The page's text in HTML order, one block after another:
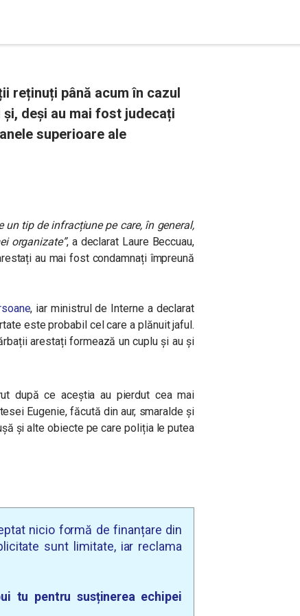
reținuți până acum în cazul
deși au mai fost judecați
superioare ale
un tip de infracțiune pe care, în general,
organizate”, a declarat Laure Beccuau,
au mai fost condamnați împreună
, iar ministrul de Interne a declarat
este probabil cel care a plănuit jaful.
arestați formează un cuplu și au și
după ce aceștia au pierdut cea mai
Eugenie, făcută din aur, smaralde și
și alte obiecte pe care poliția le putea
nicio formă de finanțare din
sunt limitate, iar reclama
tu pentru susținerea echipei